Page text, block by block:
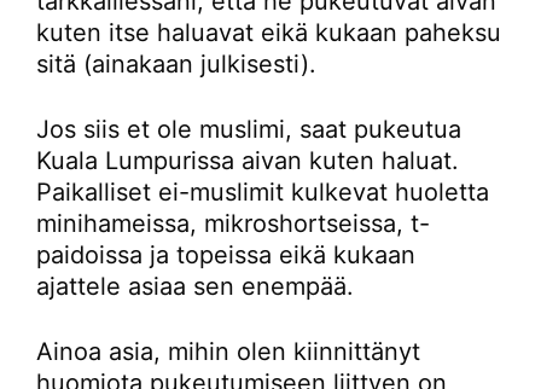
kuten itse haluavat eikä kukaan paheksu
sitä (ainakaan julkisesti).
Jos siis et ole muslimi, saat pukeutua
Kuala Lumpurissa aivan kuten haluat.
Paikalliset ei-muslimit kulkevat huoletta
minihameissa, mikroshortseissa, t-
paidoissa ja topeissa eikä kukaan
ajattele asiaa sen enempää.
Ainoa asia, mihin olen kiinnittänyt
huomiota pukeutumiseen liittyen on